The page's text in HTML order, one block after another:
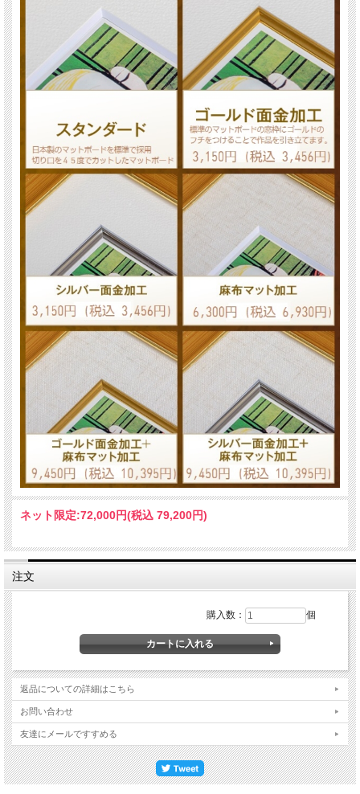
ネット限定:72,000円(税込 79,200円)
注文
購入数： 個
返品についての詳細はこちら
お問い合わせ
友達にメールですすめる